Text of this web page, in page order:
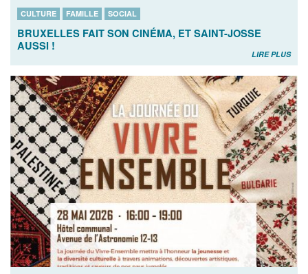
CULTURE FAMILLE SOCIAL
BRUXELLES FAIT SON CINÉMA, ET SAINT-JOSSE
AUSSI !
LIRE PLUS